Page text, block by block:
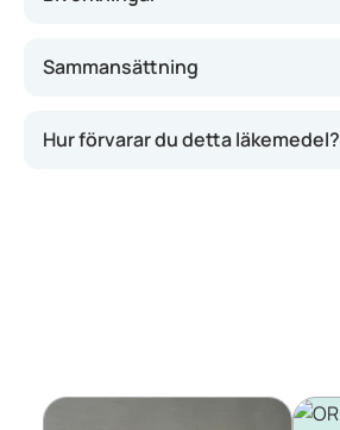
Sammansättning
Hur förvarar du detta läkemedel?